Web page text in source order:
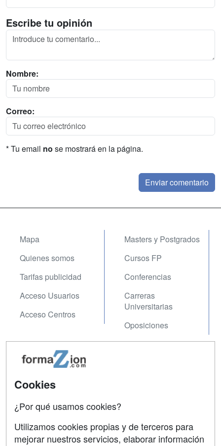
Escribe tu opinión
Nombre:
Correo:
* Tu email no se mostrará en la página.
Mapa
Quienes somos
Tarifas publicidad
Acceso Usuarios
Acceso Centros
Masters y Postgrados
Cursos FP
Conferencias
Carreras
Universitarias
Oposiciones
Contactar
Aviso legal
Copyleft
Cookies
¿Por qué usamos cookies?
Utilizamos cookies propias y de terceros para
mejorar nuestros servicios, elaborar información